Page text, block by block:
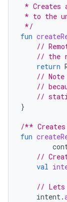
* Creates
* to the
*/
fun
//
// the
return
// Note
//
//
}
/**
fun
//
val
// Lets
intent.